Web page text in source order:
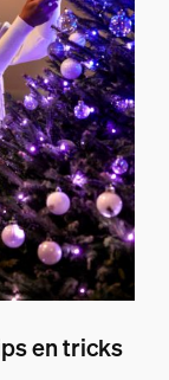
en tricks